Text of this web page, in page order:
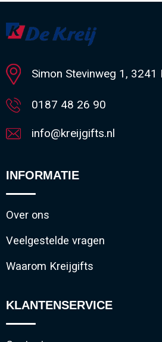
Minimale afname: 1
Simon Stevinweg 1,
0187 48 26 90
info@kreijgifts.nl
INFORMATIE
Over ons
Veelgestelde vragen
Waarom Kreijgifts
KLANTENSERVICE